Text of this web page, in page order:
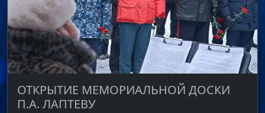
ОТКРЫТИЕ МЕМОРИАЛЬНОЙ ДОСКИ
П.А. ЛАПТЕВУ